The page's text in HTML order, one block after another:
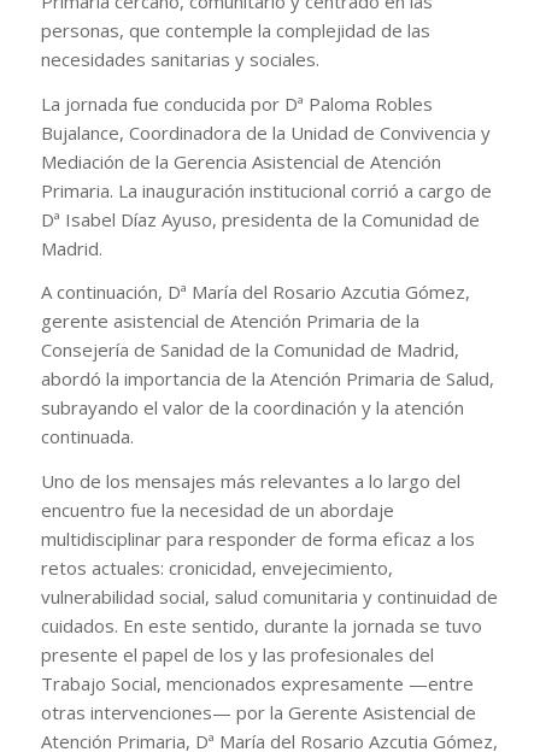
personas, que contemple la complejidad de las
necesidades sanitarias y sociales.
La jornada fue conducida por Dª Paloma Robles
Bujalance, Coordinadora de la Unidad de Convivencia y
Mediación de la Gerencia Asistencial de Atención
Primaria. La inauguración institucional corrió a cargo de
Dª Isabel Díaz Ayuso, presidenta de la Comunidad de
Madrid.
A continuación, Dª María del Rosario Azcutia Gómez,
gerente asistencial de Atención Primaria de la
Consejería de Sanidad de la Comunidad de Madrid,
abordó la importancia de la Atención Primaria de Salud,
subrayando el valor de la coordinación y la atención
continuada.
Uno de los mensajes más relevantes a lo largo del
encuentro fue la necesidad de un abordaje
multidisciplinar para responder de forma eficaz a los
retos actuales: cronicidad, envejecimiento,
vulnerabilidad social, salud comunitaria y continuidad de
cuidados. En este sentido, durante la jornada se tuvo
presente el papel de los y las profesionales del
Trabajo Social, mencionados expresamente —entre
otras intervenciones— por la Gerente Asistencial de
Atención Primaria, Dª María del Rosario Azcutia Gómez,